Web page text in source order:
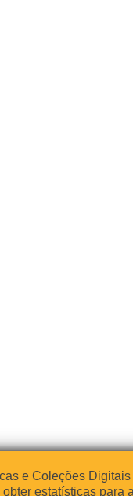
e Coleções
obter estatísticas para